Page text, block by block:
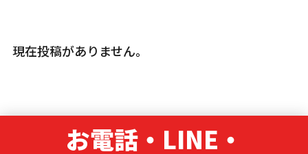
現在投稿がありません。
お電話・LINE・